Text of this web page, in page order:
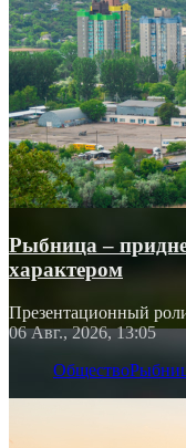
Рыбница –
характером
Презентационный
06 Авг., 2026, 13:05
Общество